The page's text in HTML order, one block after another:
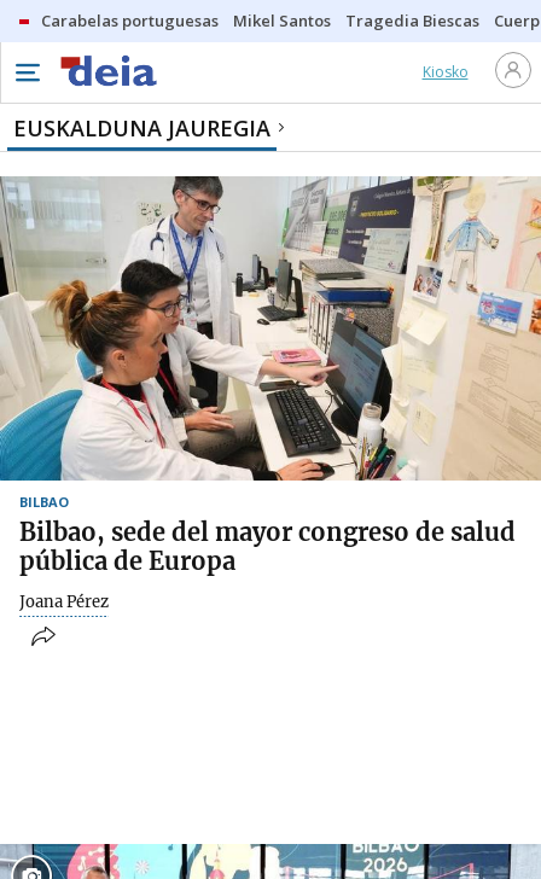
Carabelas portuguesas Mikel Santos Tragedia Biescas
Kiosko
EUSKALDUNA JAUREGIA
BILBAO
Bilbao, sede del mayor congreso de salud
pública de Europa
Joana Pérez